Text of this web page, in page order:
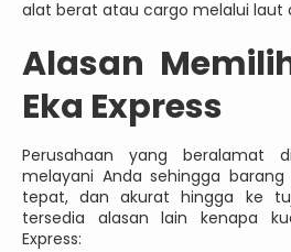
alat berat atau cargo melalui laut
Alasan
Eka Express
Perusahaan yang beralamat
melayani Anda sehingga
tepat, dan akurat hingga ke
tersedia alasan lain kenapa
Express: